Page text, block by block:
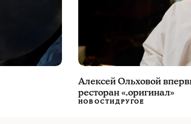
Алексей Ольховой
ресторан «.оригинал»
НОВОСТИДРУГОЕ